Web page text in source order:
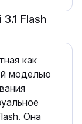
Flash
как
моделью
Она